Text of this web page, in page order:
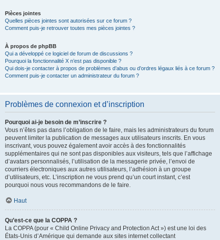
Pièces jointes
Quelles pièces jointes sont autorisées sur ce forum ?
Comment puis-je retrouver toutes mes pièces jointes ?
À propos de phpBB
Qui a développé ce logiciel de forum de discussions ?
Pourquoi la fonctionnalité X n’est pas disponible ?
Qui dois-je contacter à propos de problèmes d’abus ou d’ordres légaux liés à ce forum ?
Comment puis-je contacter un administrateur du forum ?
Problèmes de connexion et d’inscription
Pourquoi ai-je besoin de m’inscrire ?
Vous n’êtes pas dans l’obligation de le faire, mais les administrateurs du forum
peuvent limiter la publication de messages aux utilisateurs inscrits. En vous
inscrivant, vous pouvez également avoir accès à des fonctionnalités
supplémentaires qui ne sont pas disponibles aux visiteurs, tels que l’affichage
d’avatars personnalisés, l’utilisation de la messagerie privée, l’envoi de
courriers électroniques aux autres utilisateurs, l’adhésion à un groupe
d’utilisateurs, etc. L’inscription ne vous prend qu’un court instant, c’est
pourquoi nous vous recommandons de le faire.
Haut
Qu’est-ce que la COPPA ?
La COPPA (pour « Child Online Privacy and Protection Act ») est une loi des
États-Unis d’Amérique qui demande aux sites internet collectant